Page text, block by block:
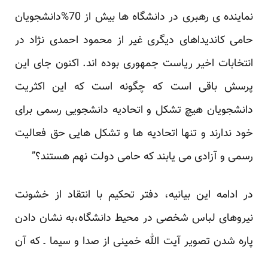
نماینده ی رهبری در دانشگاه ها بیش از 70%دانشجویان
حامی کاندیداهای دیگری غیر از محمود احمدی نژاد در
انتخابات اخیر ریاست جمهوری بوده اند. اکنون جای این
پرسش باقی است که چگونه است که این اکثریت
دانشجویان هیچ تشکل و اتحادیه دانشجویی رسمی برای
خود ندارند و تنها اتحادیه ها و تشکل هایی حق فعالیت
رسمی و آزادی می یابند که حامی دولت نهم هستند؟”
در ادامه این بیانیه، دفتر تحکیم با انتقاد از خشونت
نیروهای لباس شخصی در محیط دانشگاه،به نشان دادن
پاره شدن تصویر آیت الله خمینی از صدا و سیما ـ که آن